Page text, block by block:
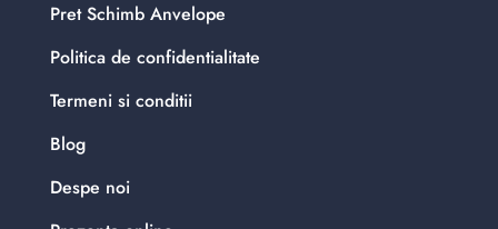
Pret Schimb Anvelope
Politica de confidentialitate
Termeni si conditii
Blog
Despe noi